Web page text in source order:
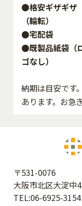
●格安ギザギザ
（輪転）
●宅配袋
●既製品紙袋（
ゴなし）
納期は目安です
あります。お急
〒531-0076
大阪市北区大淀中
TEL:06-6925-3154